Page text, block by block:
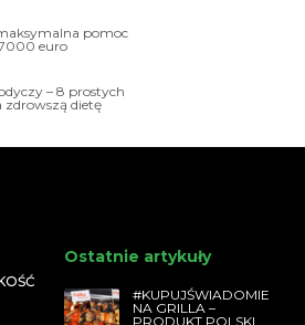
pomoc
euro
– 8 prostych
zdrowszą dietę
Ostatnie artykuły
#KUPUJŚWIADOMIE
NA GRILLA –
PRODUKT POLSKI